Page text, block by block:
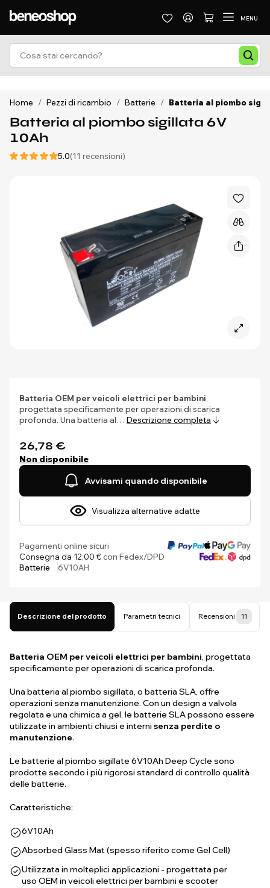
MENU
Home / Pezzi di ricambio / Batterie / Batteria al piombo
Batteria al piombo sigillata 6V
10Ah
5.0(11 recensioni)
Batteria OEM per veicoli elettrici per bambini
progettata specificamente per operazioni di scarica
profonda. Una batteria al… Descrizione completa
26,78 €
Non disponibile
Avvisami quando disponibile
Visualizza alternative adatte
Pagamenti online sicuri
Consegna da 12,00 €con Fedex/DPD
Batterie
6V10AH
Descrizione del prodotto Parametri tecnici Recensioni 11
Batteria OEM per veicoli elettrici per bambini, progettata
specificamente per operazioni di scarica profonda.
Una batteria al piombo sigillata, o batteria SLA, offre
operazioni senza manutenzione. Con un design a valvola
regolata e una chimica a gel, le batterie SLA possono essere
utilizzate in ambienti chiusi e internisenza perdite o
manutenzione.
Le batterie al piombo sigillate 6V10Ah Deep Cycle sono
prodotte secondo i più rigorosi standard di controllo qualità
delle batterie.
Caratteristiche:
6V10Ah
Absorbed Glass Mat (spesso riferito come Gel Cell)
Utilizzata in molteplici applicazioni - progettata per
uso OEM in veicoli elettrici per bambini e scooter